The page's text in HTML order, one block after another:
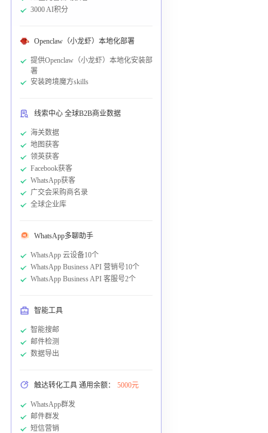
3000 AI积分
Openclaw（小龙虾）本地化部署
提供Openclaw（小龙虾）本地化安装部
署
安装跨境魔方skills
线索中心 全球B2B商业数据
海关数据
地图获客
领英获客
Facebook获客
WhatsApp获客
广交会采购商名录
全球企业库
WhatsApp多聊助手
WhatsApp 云设备10个
WhatsApp Business API 营销号10个
WhatsApp Business API 客服号2个
智能工具
智能搜邮
邮件检测
数据导出
触达转化工具 通用余额： 5000元
WhatsApp群发
邮件群发
短信营销